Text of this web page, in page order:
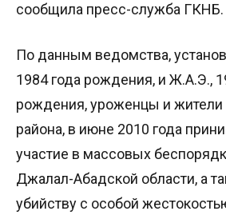
сообщила пресс-служба ГКНБ.
По данным ведомства,
1984 года рождения, и Ж.А.Э.,
рождения, уроженцы и жители
района, в июне 2010 года
участие в массовых
Джалал-Абадской области, а
убийству с особой